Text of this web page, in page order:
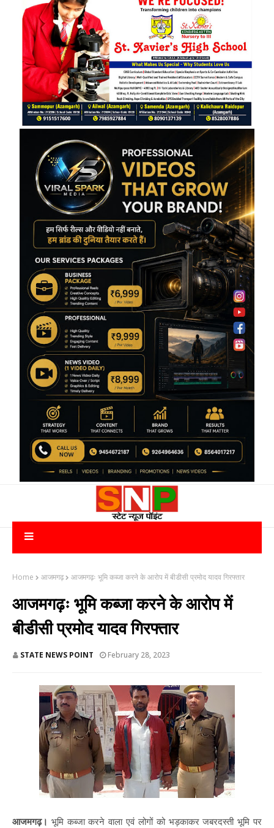
Home आजमगढ़ आजमगढ़ः भूमि कब्जा करने के आरोप में बीडीसी प्रमोद यादव गिरफ्तार
आजमगढ़ः भूमि कब्जा करने के आरोप में
बीडीसी प्रमोद यादव गिरफ्तार
STATE NEWS POINT February 28, 2023
आजमगढ़। भूमि कब्जा करने वाला एवं लोगों को भड़काकर जबरदस्ती भूमि पर